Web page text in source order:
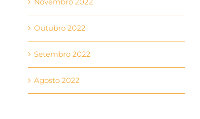
Outubro 2022
Setembro 2022
Agosto 2022